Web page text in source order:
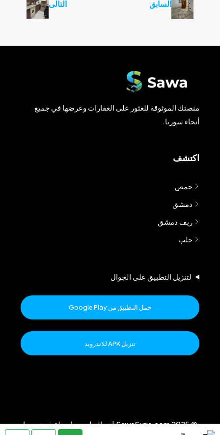
السابق التالى
منصتك الموثوقة للعثور على العقارات وعرضها في جميع
أنحاء سوريا.
اكتشف
حمص
دمشق
ريف دمشق
حلب
لتنزيل التطبيق على الجوال
حمل التطبيق من Google Play
تنزيل APK للاندرويد
© 2025 SawaSyria.com | تم التطوير بواسطة فريق سوا